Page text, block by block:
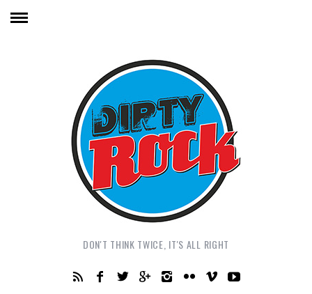
DON'T THINK TWICE, IT'S ALL RIGHT